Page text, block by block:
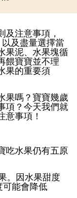
及注意事項，
及盡量選擇當
果泥、水果塊循
餵寶寶並不理
果的重要須
果嗎？寶寶幾歲
項？今天我們就
意事項！
吃水果仍有五原
。因水果甜度
可能會降低